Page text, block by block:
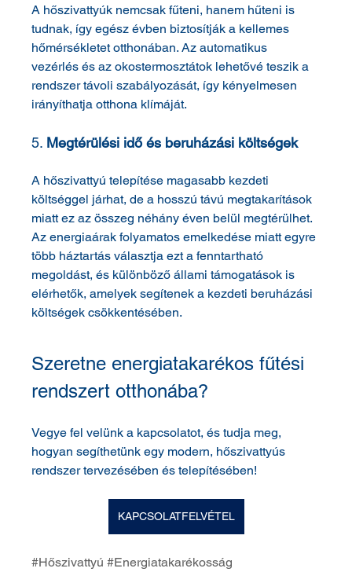
A hőszivattyúk nemcsak fűteni, hanem hűteni is
tudnak, így egész évben biztosítják a kellemes
hőmérsékletet otthonában. Az automatikus
vezérlés és az okostermosztátok lehetővé teszik a
rendszer távoli szabályozását, így kényelmesen
irányíthatja otthona klímáját.
5. Megtérülési idő és beruházási költségek
A hőszivattyú telepítése magasabb kezdeti
költséggel járhat, de a hosszú távú megtakarítások
miatt ez az összeg néhány éven belül megtérülhet.
Az energiaárak folyamatos emelkedése miatt egyre
több háztartás választja ezt a fenntartható
megoldást, és különböző állami támogatások is
elérhetők, amelyek segítenek a kezdeti beruházási
költségek csökkentésében.
Szeretne energiatakarékos fűtési
rendszert otthonába?
Vegye fel velünk a kapcsolatot, és tudja meg,
hogyan segíthetünk egy modern, hőszivattyús
rendszer tervezésében és telepítésében!
KAPCSOLATFELVÉTEL
#Hőszivattyú #Energiatakarékosság